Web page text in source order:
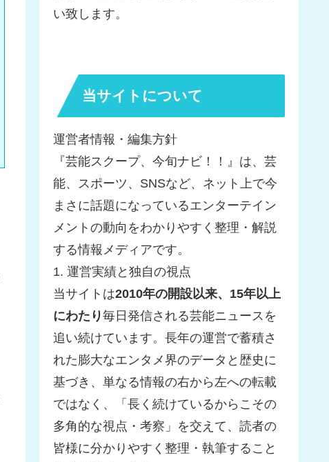
い致します。
当サイトについて
運営者情報・編集方針
『芸能スクープ、今旬ナビ！！』は、芸
能、スポーツ、SNSなど、ネット上で今
まさに話題になっているエンターテイン
メントの動向をわかりやすく整理・解説
する情報メディアです。
1. 運営実績と独自の視点
当サイトは2010年の開設以来、15年以上
にわたり毎日発信される芸能ニュースを
追い続けています。長年の運営で蓄積さ
れた膨大なエンタメ界のデータと歴史に
基づき、単なる情報の右から左への転載
ではなく、「長く続けているからこその
多角的な視点・考察」を交えて、読者の
皆様に分かりやすく整理・執筆すること